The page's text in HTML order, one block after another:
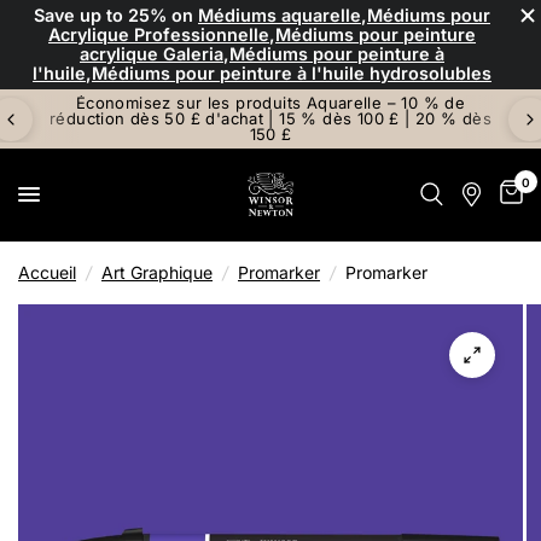
×
Save up to 25% on Médiums aquarelle,Médiums pour
Acrylique Professionnelle,Médiums pour peinture
acrylique Galeria,Médiums pour peinture à
l'huile,Médiums pour peinture à l'huile hydrosolubles
Économisez sur les produits Aquarelle – 10 % de
réduction dès 50 £ d'achat | 15 % dès 100 £ | 20 % dès
150 £
0
Accueil / Art Graphique / Promarker / Promarker